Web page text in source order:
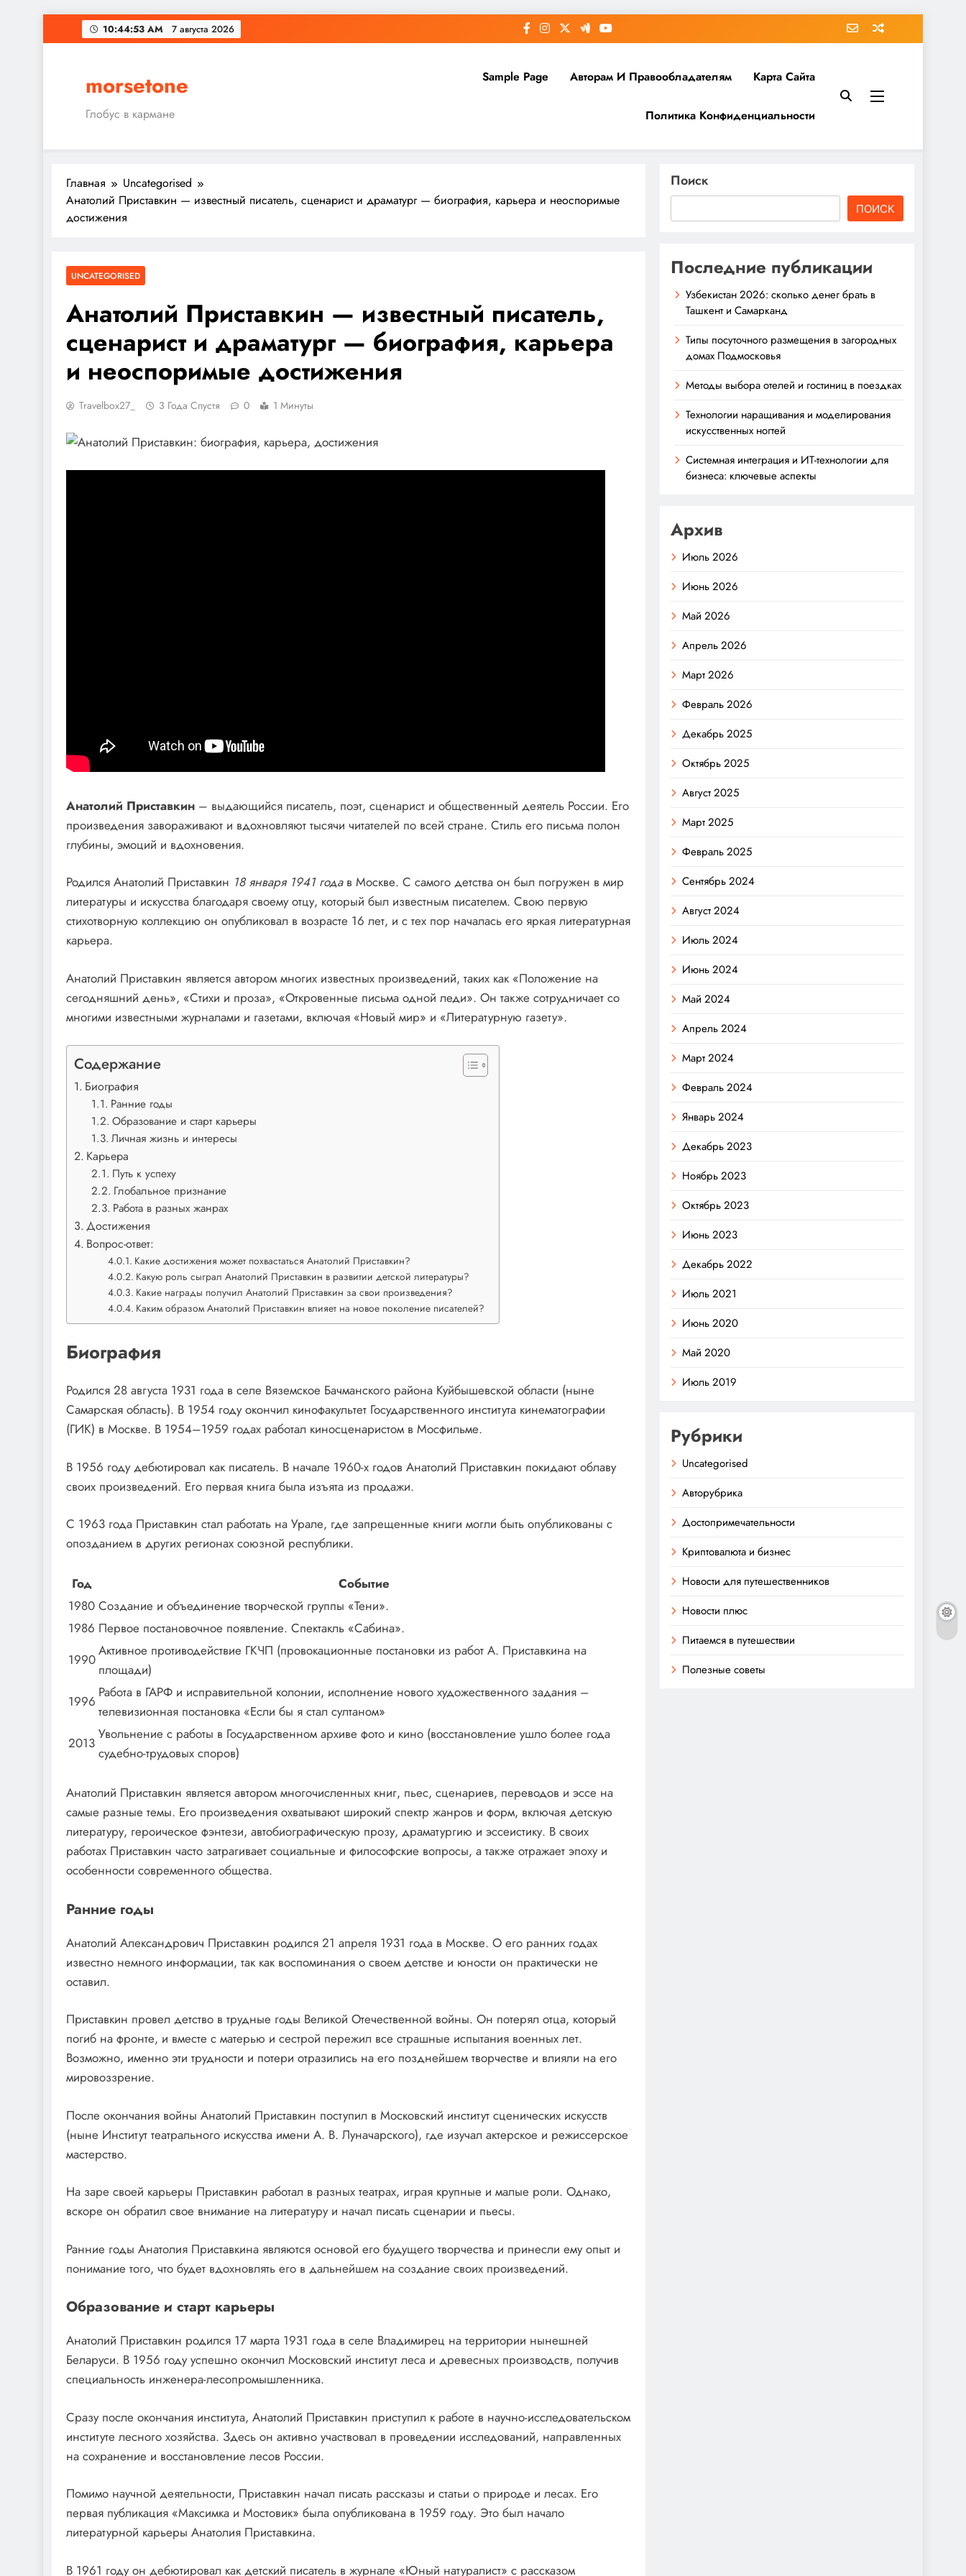
Перейти
к
10:44:54 AM 7 августа 2026
morsetone
Глобус в кармане
Sample Page Авторам И Правообладателям Карта Сайта
Политика Конфиденциальности
Главная
Uncategorised
Анатолий Приставкин — известный писатель, сценарист и драматург — биография, карьера и неоспоримые
достижения
UNCATEGORISED
Анатолий Приставкин — известный писатель,
сценарист и драматург — биография, карьера
и неоспоримые достижения
Travelbox27_ 3 Года Спустя 0 1 Минуты
Анатолий Приставкин – выдающийся писатель, поэт, сценарист и общественный деятель России. Его
произведения завораживают и вдохновляют тысячи читателей по всей стране. Стиль его письма полон
глубины, эмоций и вдохновения.
Родился Анатолий Приставкин 18 января 1941 годав Москве. С самого детства он был погружен в мир
литературы и искусства благодаря своему отцу, который был известным писателем. Свою первую
стихотворную коллекцию он опубликовал в возрасте 16 лет, и с тех пор началась его яркая литературная
карьера.
Анатолий Приставкин является автором многих известных произведений, таких как «Положение на
сегодняшний день», «Стихи и проза», «Откровенные письма одной леди». Он также сотрудничает со
многими известными журналами и газетами, включая «Новый мир» и «Литературную газету».
Содержание
Биография
Ранние годы
Образование и старт карьеры
Личная жизнь и интересы
Карьера
Путь к успеху
Глобальное признание
Работа в разных жанрах
Достижения
Вопрос-ответ:
Какие достижения может похвастаться Анатолий Приставкин?
Какую роль сыграл Анатолий Приставкин в развитии детской литературы?
Какие награды получил Анатолий Приставкин за свои произведения?
Каким образом Анатолий Приставкин влияет на новое поколение писателей?
Биография
Родился 28 августа 1931 года в селе Вяземское Бачманского района Куйбышевской области (ныне
Самарская область). В 1954 году окончил кинофакультет Государственного института кинематографии
(ГИК) в Москве. В 1954–1959 годах работал киносценаристом в Мосфильме.
В 1956 году дебютировал как писатель. В начале 1960-х годов Анатолий Приставкин покидают облаву
своих произведений. Его первая книга была изъята из продажи.
С 1963 года Приставкин стал работать на Урале, где запрещенные книги могли быть опубликованы с
опозданием в других регионах союзной республики.
Год
Событие
1980 Создание и объединение творческой группы «Тени».
1986 Первое постановочное появление. Спектакль «Сабина».
1990
Активное противодействие ГКЧП (провокационные постановки из работ А. Приставкина на
площади)
1996
Работа в ГАРФ и исправительной колонии, исполнение нового художественного задания –
телевизионная постановка «Если бы я стал султаном»
2013
Увольнение с работы в Государственном архиве фото и кино (восстановление ушло более года
судебно-трудовых споров)
Анатолий Приставкин является автором многочисленных книг, пьес, сценариев, переводов и эссе на
самые разные темы. Его произведения охватывают широкий спектр жанров и форм, включая детскую
литературу, героическое фэнтези, автобиографическую прозу, драматургию и эссеистику. В своих
работах Приставкин часто затрагивает социальные и философские вопросы, а также отражает эпоху и
особенности современного общества.
Ранние годы
Анатолий Александрович Приставкин родился 21 апреля 1931 года в Москве. О его ранних годах
известно немного информации, так как воспоминания о своем детстве и юности он практически не
оставил.
Приставкин провел детство в трудные годы Великой Отечественной войны. Он потерял отца, который
погиб на фронте, и вместе с матерью и сестрой пережил все страшные испытания военных лет.
Возможно, именно эти трудности и потери отразились на его позднейшем творчестве и влияли на его
мировоззрение.
После окончания войны Анатолий Приставкин поступил в Московский институт сценических искусств
(ныне Институт театрального искусства имени А. В. Луначарского), где изучал актерское и режиссерское
мастерство.
На заре своей карьеры Приставкин работал в разных театрах, играя крупные и малые роли. Однако,
вскоре он обратил свое внимание на литературу и начал писать сценарии и пьесы.
Ранние годы Анатолия Приставкина являются основой его будущего творчества и принесли ему опыт и
понимание того, что будет вдохновлять его в дальнейшем на создание своих произведений.
Образование и старт карьеры
Анатолий Приставкин родился 17 марта 1931 года в селе Владимирец на территории нынешней
Беларуси. В 1956 году успешно окончил Московский институт леса и древесных производств, получив
специальность инженера-лесопромышленника.
Сразу после окончания института, Анатолий Приставкин приступил к работе в научно-исследовательском
институте лесного хозяйства. Здесь он активно участвовал в проведении исследований, направленных
на сохранение и восстановление лесов России.
Помимо научной деятельности, Приставкин начал писать рассказы и статьи о природе и лесах. Его
первая публикация «Максимка и Мостовик» была опубликована в 1959 году. Это был начало
литературной карьеры Анатолия Приставкина.
В 1961 году он дебютировал как детский писатель в журнале «Юный натуралист» с рассказом
Поиск
ПОИСК
Последние публикации
Узбекистан 2026: сколько денег брать в
Ташкент и Самарканд
Типы посуточного размещения в загородных
домах Подмосковья
Методы выбора отелей и гостиниц в поездках
Технологии наращивания и моделирования
искусственных ногтей
Системная интеграция и ИТ-технологии для
бизнеса: ключевые аспекты
Архив
Июль 2026
Июнь 2026
Май 2026
Апрель 2026
Март 2026
Февраль 2026
Декабрь 2025
Октябрь 2025
Август 2025
Март 2025
Февраль 2025
Сентябрь 2024
Август 2024
Июль 2024
Июнь 2024
Май 2024
Апрель 2024
Март 2024
Февраль 2024
Январь 2024
Декабрь 2023
Ноябрь 2023
Октябрь 2023
Июнь 2023
Декабрь 2022
Июль 2021
Июнь 2020
Май 2020
Июль 2019
Рубрики
Uncategorised
Авторубрика
Достопримечательности
Криптовалюта и бизнес
Новости для путешественников
Новости плюс
Питаемся в путешествии
Полезные советы